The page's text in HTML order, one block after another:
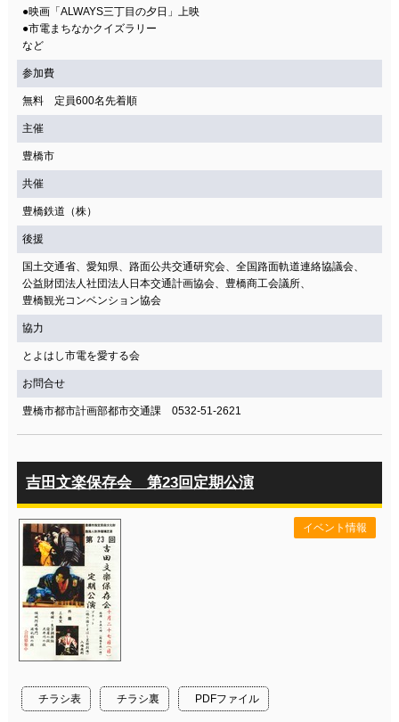
●映画「ALWAYS三丁目の夕日」上映
●市電まちなかクイズラリー
など
参加費
無料 定員600名先着順
主催
豊橋市
共催
豊橋鉄道（株）
後援
国土交通省、愛知県、路面公共交通研究会、全国路面軌道連絡協議会、
公益財団法人社団法人日本交通計画協会、豊橋商工会議所、
豊橋観光コンベンション協会
協力
とよはし市電を愛する会
お問合せ
豊橋市都市計画部都市交通課 0532-51-2621
吉田文楽保存会 第23回定期公演
チラシ表 チラシ裏 PDFファイル
イベント情報